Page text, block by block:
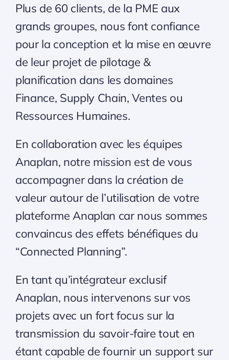
Plus de 60 clients, de la PME aux
grands groupes, nous font confiance
pour la conception et la mise en œuvre
de leur projet de pilotage &
planification dans les domaines
Finance, Supply Chain, Ventes ou
Ressources Humaines.
En collaboration avec les équipes
Anaplan, notre mission est de vous
accompagner dans la création de
valeur autour de l’utilisation de votre
plateforme Anaplan car nous sommes
convaincus des effets bénéfiques du
“Connected Planning”.
En tant qu’intégrateur exclusif
Anaplan, nous intervenons sur vos
projets avec un fort focus sur la
transmission du savoir-faire tout en
étant capable de fournir un support sur